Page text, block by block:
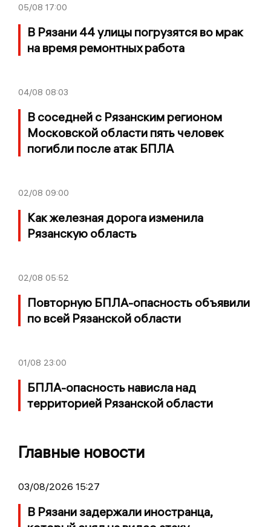
05/08 17:00
В Рязани 44 улицы погрузятся во мрак
на время ремонтных работа
04/08 08:03
В соседней с Рязанским регионом
Московской области пять человек
погибли после атак БПЛА
02/08 09:00
Как железная дорога изменила
Рязанскую область
02/08 05:52
Повторную БПЛА-опасность объявили
по всей Рязанской области
01/08 23:00
БПЛА-опасность нависла над
территорией Рязанской области
Главные новости
03/08/2026 15:27
В Рязани задержали иностранца,